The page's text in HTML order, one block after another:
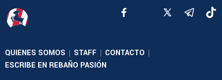
QUIENES SOMOS | STAFF | CONTACTO |
ESCRIBE EN REBAÑO PASIÓN